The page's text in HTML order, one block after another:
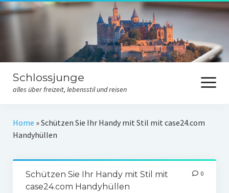
Schlossjunge
alles über freizeit, lebensstil und reisen
Menü
öffnen
Allgemeines
Reisen
Home »Schützen Sie Ihr Handy mit Stil mit case24.com
Handyhüllen
Schützen Sie Ihr Handy mit Stil mit
case24.com Handyhüllen
0